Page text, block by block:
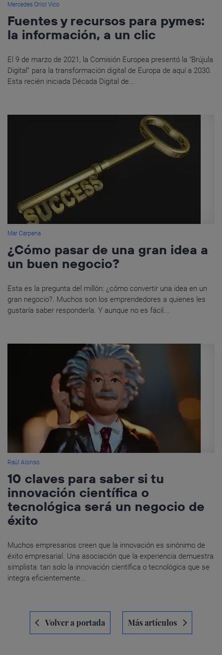
Mercedes Oriol Vico
Fuentes y recursos para pymes:
la información, a un clic
El 9 de marzo de 2021, la Comisión Europea presentó la “Brújula
Digital” para la transformación digital de Europa de aquí a 2030.
Esta recién iniciada Década Digital de...
Mar Carpena
¿Cómo pasar de una gran idea a
un buen negocio?
Esta es la pregunta del millón: ¿cómo convertir una idea en un
gran negocio?. Muchos son los emprendedores a quienes les
gustaría saber responderla. Y aunque no es fácil...
Raúl Alonso
10 claves para saber si tu
innovación científica o
tecnológica será un negocio de
éxito
Muchos empresarios creen que la innovación es sinónimo de
éxito empresarial. Una asociación que la experiencia demuestra
simplista: tan solo la innovación científica o tecnológica que se
integra eficientemente...
Navegación
entradas
Volver a portada Más artículos